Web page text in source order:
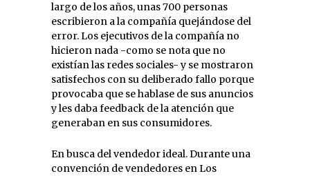
largo de los años, unas 700 personas
escribieron a la compañía quejándose del
error. Los ejecutivos de la compañía no
hicieron nada -como se nota que no
existían las redes sociales- y se mostraron
satisfechos con su deliberado fallo porque
provocaba que se hablase de sus anuncios
y les daba feedback de la atención que
generaban en sus consumidores.
En busca del vendedor ideal. Durante una
convención de vendedores en Los